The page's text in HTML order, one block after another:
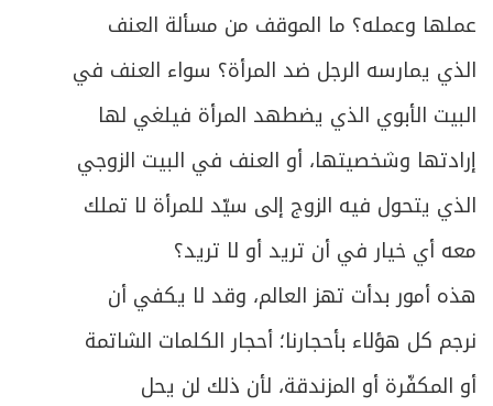
عملها وعمله؟ ما الموقف من مسألة العنف
الذي يمارسه الرجل ضد المرأة؟ سواء العنف في
البيت الأبوي الذي يضطهد المرأة فيلغي لها
إرادتها وشخصيتها، أو العنف في البيت الزوجي
الذي يتحول فيه الزوج إلى سيّد للمرأة لا تملك
معه أي خيار في أن تريد أو لا تريد؟
هذه أمور بدأت تهز العالم، وقد لا يكفي أن
نرجم كل هؤلاء بأحجارنا؛ أحجار الكلمات الشاتمة
أو المكفّرة أو المزندقة، لأن ذلك لن يحل